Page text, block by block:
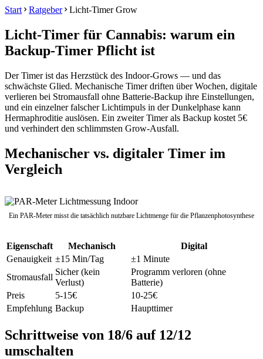
Start Ratgeber Licht-Timer Grow
Licht-Timer für Cannabis: warum ein
Backup-Timer Pflicht ist
Der Timer ist das Herzstück des Indoor-Grows — und das
schwächste Glied. Mechanische Timer driften über Wochen, digitale
verlieren bei Stromausfall ohne Batterie-Backup ihre Einstellungen,
und ein einzelner falscher Lichtimpuls in der Dunkelphase kann
Hermaphroditie auslösen. Ein zweiter Timer als Backup kostet 5€
und verhindert den schlimmsten Grow-Ausfall.
Mechanischer vs. digitaler Timer im
Vergleich
Ein PAR-Meter misst die tatsächlich nutzbare Lichtmenge für die Pflanzenphotosynthese
Eigenschaft Mechanisch
Digital
Genauigkeit ±15 Min/Tag
±1 Minute
Stromausfall
Sicher (kein
Verlust)
Programm verloren (ohne
Batterie)
Preis
5-15€
10-25€
Empfehlung Backup Haupttimer
Schrittweise von 18/6 auf 12/12
umschalten